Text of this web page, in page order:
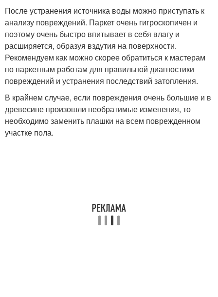
После устранения источника воды можно приступать к
анализу повреждений. Паркет очень гигроскопичен и
поэтому очень быстро впитывает в себя влагу и
расширяется, образуя вздутия на поверхности.
Рекомендуем как можно скорее обратиться к мастерам
по паркетным работам для правильной диагностики
повреждений и устранения последствий затопления.
В крайнем случае, если повреждения очень большие и в
древесине произошли необратимые изменения, то
необходимо заменить плашки на всем поврежденном
участке пола.